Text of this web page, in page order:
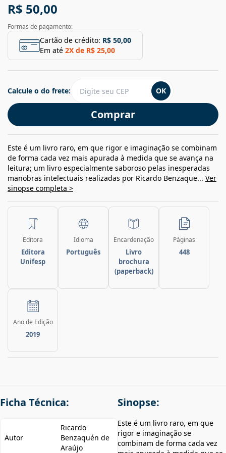
R$ 50,00
Formas de pagamento:
Cartão de crédito: R$ 50,00
Em até 2X de R$ 25,00
Comprar
Calcule o do frete: OK
Este é um livro raro, em que rigor e imaginação se combinam
de forma cada vez mais apurada à medida que se avança na
leitura; um livro especialmente saboroso pelas inesperadas
manobras intelectuais realizadas por Ricardo Benzaque... Ver
sinopse completa >
Editora
Editora
Unifesp
Idioma
Português
Encardenação
Livro
brochura
(paperback)
Páginas
448
Ano de Edição
2019
Ficha Técnica:
Autor
Ricardo
Benzaquén de
Araújo
Sinopse:
Este é um livro raro, em que
rigor e imaginação se
combinam de forma cada vez